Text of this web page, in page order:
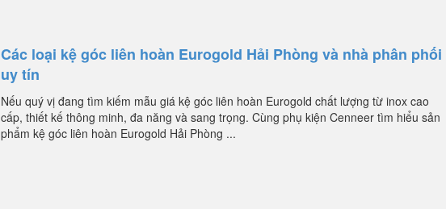
Các loại kệ góc liên hoàn Eurogold Hải Phòng và nhà phân phối
uy tín
Nếu quý vị đang tìm kiếm mẫu giá kệ góc liên hoàn Eurogold chất lượng từ inox cao
cấp, thiết kế thông minh, đa năng và sang trọng. Cùng phụ kiện Cenneer tìm hiểu sản
phẩm kệ góc liên hoàn Eurogold Hải Phòng ...